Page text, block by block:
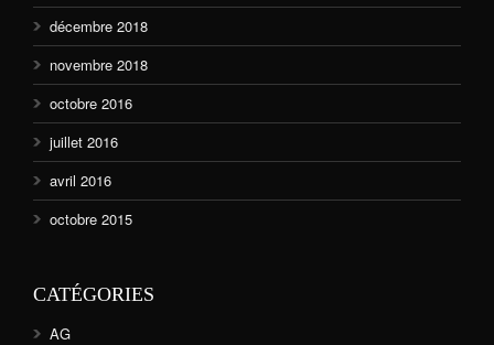
décembre 2018
novembre 2018
octobre 2016
juillet 2016
avril 2016
octobre 2015
CATÉGORIES
AG